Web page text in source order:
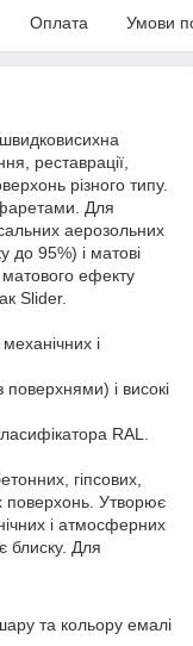
Оплата Умови
реставрації,
різного типу.
Для
аерозольних
до 95%) і матові
матового ефекту
Slider.
і
поверхнями) і високі
RAL.
гіпсових,
поверхонь. Утворює
і атмосферних
блиску. Для
та кольору емалі